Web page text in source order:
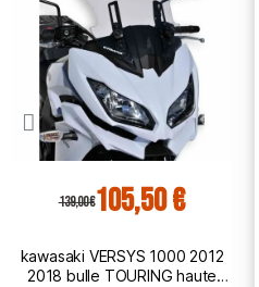
139,00 €105,50 €
kawasaki VERSYS 1000 2012
2018 bulle TOURING haute